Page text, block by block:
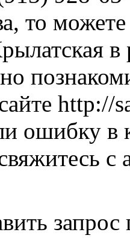
то
в
http://
ошибку в
запрос